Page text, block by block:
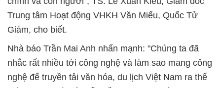
Trung tâm Hoạt động VHKH Văn Miếu, Quốc Tử
Giám, cho biết.
Nhà báo Trần Mai Anh nhấn mạnh: "Chúng ta đã
nhắc rất nhiều tới công nghệ và làm sao mang công
nghệ để truyền tải văn hóa, du lịch Việt Nam ra thế